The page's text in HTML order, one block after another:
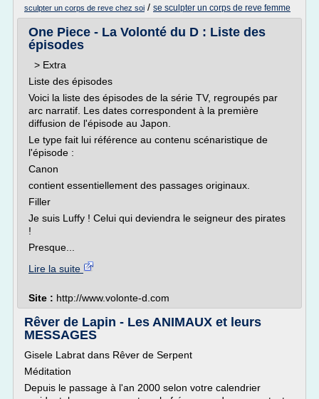
sculpter un corps de reve chez soi / se sculpter un corps de reve femme
One Piece - La Volonté du D : Liste des
épisodes
> Extra
Liste des épisodes
Voici la liste des épisodes de la série TV, regroupés par
arc narratif. Les dates correspondent à la première
diffusion de l'épisode au Japon.
Le type fait lui référence au contenu scénaristique de
l'épisode :
Canon
contient essentiellement des passages originaux.
Filler
Je suis Luffy ! Celui qui deviendra le seigneur des pirates
!
Presque...
Lire la suite
Site : http://www.volonte-d.com
Rêver de Lapin - Les ANIMAUX et leurs
MESSAGES
Gisele Labrat dans Rêver de Serpent
Méditation
Depuis le passage à l'an 2000 selon votre calendrier